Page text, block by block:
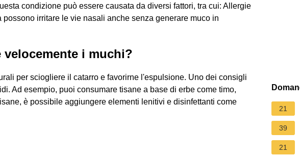
condizione può essere causata da diversi fattori, tra cui: Allergie
possono irritare le vie nasali anche senza generare muco in
velocemente i muchi?
per sciogliere il catarro e favorirne l'espulsione. Uno dei consigli
Ad esempio, puoi consumare tisane a base di erbe come timo,
è possibile aggiungere elementi lenitivi e disinfettanti come
21
39
21